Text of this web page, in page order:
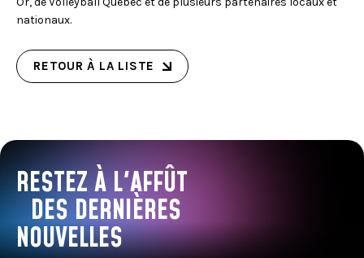
nationaux.
RETOUR À LA LISTE
RESTEZ À L'AFFÛT
DES DERNIÈRES
NOUVELLES